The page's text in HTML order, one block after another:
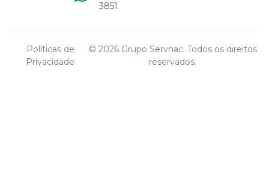
3851
© 2026 Grupo Servnac. Todos os direitos
reservados.
Políticas de
Privacidade